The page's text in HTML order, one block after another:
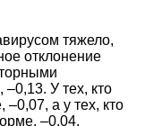
тяжело,
отклонение
У тех, кто
а у тех, кто
–0,04.